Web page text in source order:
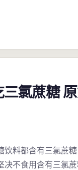
氯蔗糖
饮料都含有三氯蔗
决不食用含有三氯